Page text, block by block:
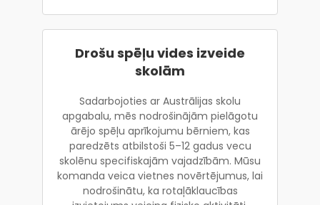
Drošu spēļu vides izveide
skolām
Sadarbojoties ar Austrālijas skolu
apgabalu, mēs nodrošinājām pielāgotu
ārējo spēļu aprīkojumu bērniem, kas
paredzēts atbilstoši 5–12 gadus vecu
skolēnu specifiskajām vajadzībām. Mūsu
komanda veica vietnes novērtējumus, lai
nodrošinātu, ka rotaļāklaucības